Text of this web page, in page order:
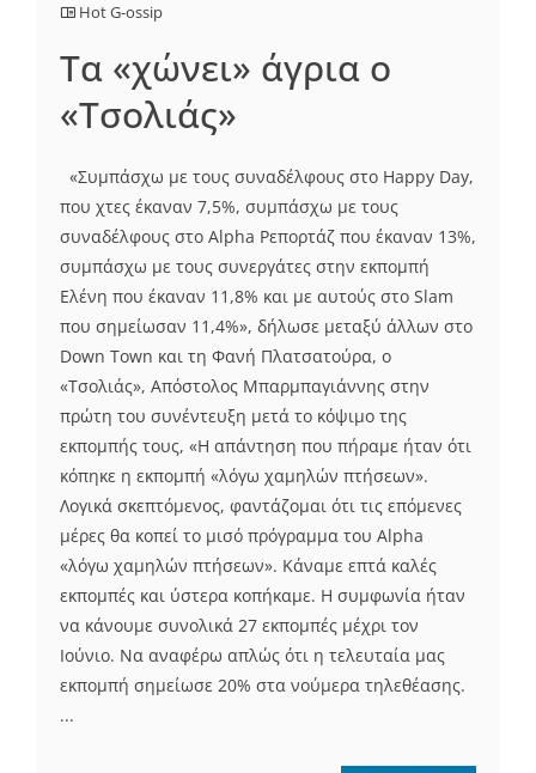
Hot G-ossip
Τα «χώνει» άγρια ο
«Τσολιάς»
«Συμπάσχω με τους συναδέλφους στο Happy Day,
που χτες έκαναν 7,5%, συμπάσχω με τους
συναδέλφους στο Alpha Ρεπορτάζ που έκαναν 13%,
συμπάσχω με τους συνεργάτες στην εκπομπή
Ελένη που έκαναν 11,8% και με αυτούς στο Slam
που σημείωσαν 11,4%», δήλωσε μεταξύ άλλων στο
Down Town και τη Φανή Πλατσατούρα, ο
«Τσολιάς», Απόστολος Μπαρμπαγιάννης στην
πρώτη του συνέντευξη μετά το κόψιμο της
εκπομπής τους, «Η απάντηση που πήραμε ήταν ότι
κόπηκε η εκπομπή «λόγω χαμηλών πτήσεων».
Λογικά σκεπτόμενος, φαντάζομαι ότι τις επόμενες
μέρες θα κοπεί το μισό πρόγραμμα του Alpha
«λόγω χαμηλών πτήσεων». Κάναμε επτά καλές
εκπομπές και ύστερα κοπήκαμε. Η συμφωνία ήταν
να κάνουμε συνολικά 27 εκπομπές μέχρι τον
Ιούνιο. Να αναφέρω απλώς ότι η τελευταία μας
εκπομπή σημείωσε 20% στα νούμερα τηλεθέασης.
...